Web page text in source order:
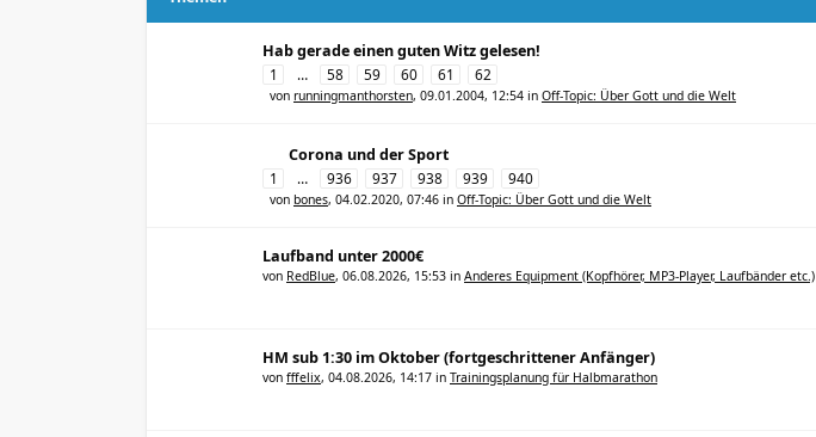
Hab gerade einen guten Witz gelesen!
1 … 58 59 60 61 62
von runningmanthorsten, 09.01.2004, 12:54 in Off-Topic: Über Gott und die Welt
Corona und der Sport
1 … 936 937 938 939 940
von bones, 04.02.2020, 07:46 in Off-Topic: Über Gott und die Welt
Laufband unter 2000€
von RedBlue, 06.08.2026, 15:53 in Anderes Equipment (Kopfhörer, MP3-Player, Laufbänder etc.)
HM sub 1:30 im Oktober (fortgeschrittener Anfänger)
von fffelix, 04.08.2026, 14:17 in Trainingsplanung für Halbmarathon